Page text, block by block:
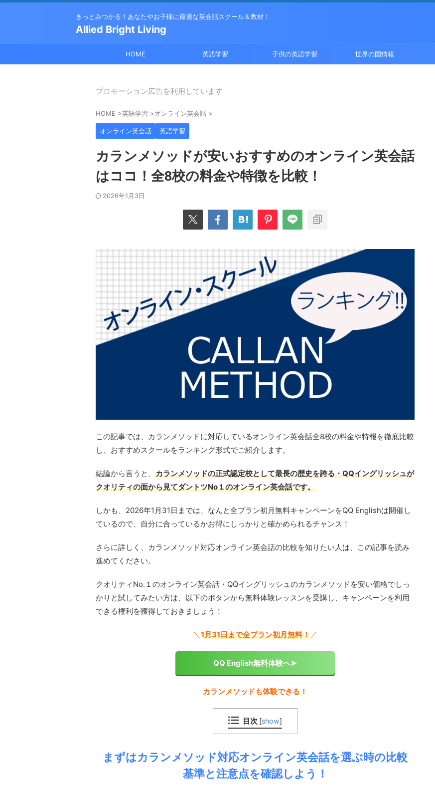
きっとみつかる！あなたやお子様に最適な英会話スクール＆教材！
Allied Bright Living
HOME 英語学習 子供の英語学習 世界の国情報
プロモーション広告を利用しています
HOME >英語学習 >オンライン英会話 >
オンライン英会話 英語学習
カランメソッドが安いおすすめのオンライン英会話
はココ！全8校の料金や特徴を比較！
2026年1月3日
この記事では、カランメソッドに対応しているオンライン英会話全8校の料金や特報を徹底比較
し、おすすめスクールをランキング形式でご紹介します。
結論から言うと、 カランメソッドの正式認定校として最長の歴史を誇る・QQイングリッシュが
クオリティの面から見てダントツNo１のオンライン英会話です。
しかも、2026年1月31日までは、なんと全プラン初月無料キャンペーンをQQ Englishは開催し
ているので、自分に合っているかお得にしっかりと確かめられるチャンス！
さらに詳しく、カランメソッド対応オンライン英会話の比較を知りたい人は、この記事を読み
進めてください。
クオリティNo.１のオンライン英会話・QQイングリッシュのカランメソッドを安い価格でしっ
かりと試してみたい方は、以下のボタンから無料体験レッスンを受講し、キャンペーンを利用
できる権利を獲得しておきましょう！
＼ 1月31日まで全プラン初月無料！／
QQ English無料体験へ➤
カランメソッドも体験できる！
目次 [show]
まずはカランメソッド対応オンライン英会話を選ぶ時の比較
基準と注意点を確認しよう！